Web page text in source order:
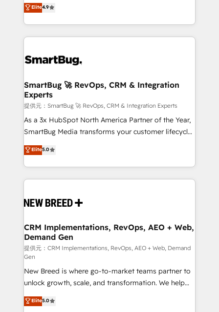
力で顧客フロント業務を再設計します。 💡 100inc は何
をする会社か？ HubSpotを共通基盤に、AIエージェン
トを組み込んだ顧客フロント業務（マーケティング・営
ィブ・エージェンシーです。事業部・グループ会社・部
を、CRMを軸とした全社共通基盤に再構築します。意
思決定者・PMO・現場担当者に並走します。 1️⃣
HubSpot導入・活用支援 顧客データの一元化から、
GTMの見える化・自動化まで。全Hub統合運用、デー
タ品質設計、グループ横断のCRM統合に対応します。
の一部をAIが自律実行する組織への移行を設計・実装。
Breeze・Claude等をHubSpotと連携させ、役割定義・
革を、構想から実装・定着までPMOとして主導。「設
の統合・浸透・変革管理を実行します。 ▸ CMS戦略設
計・構築：リード獲得・CVR・SEOを前提にした情報設
計・導線設計・テンプレート設計をContent Hubで一体
提供。 ▸ 既存CRM・MAからの移行支援：Salesforce・
Marketo・Pardot等からの移行、カスタム設計、履歴
データ移行と活用設計まで。 ▸ AEO対応：ChatGPT・
ンツとサイト構造を最適化。 🏆 なぜ100incを選ぶの
Elite4.9
SmartBug 🚀 RevOps, CRM & Integration
Experts
提供元：SmartBug 🚀 RevOps, CRM & Integration Experts
As a 3x HubSpot North America Partner of the Year,
SmartBug Media transforms your customer lifecycle
into a revenue engine. Our unified ecosystem
includes specialized divisions Globalia (AI &
Software) and Point Success Media (Paid Media),
making this the official home for all three brands. 🔄
and system integrations powered by Globalia’s
trainers to drive platform adoption. 📈 Revenue
Generation - Full-funnel marketing and high-
performance advertising via Point Success Media. -
Expert deployment of Breeze AI and custom agents
to automate growth. 🏆 Elite Excellence - 8 platform
accreditations and deep HIPAA-compliance
expertise. - A team of 250+ experts dedicated to
your resilient growth.
Elite5.0
CRM Implementations, RevOps, AEO + Web,
Demand Gen
提供元：CRM Implementations, RevOps, AEO + Web, Demand
Gen
New Breed is where go-to-market teams partner to
unlock growth, scale, and transformation. We help
companies activate HubSpot’s AI-powered
customer platform and operationalize HubSpot’s
Elite5.0